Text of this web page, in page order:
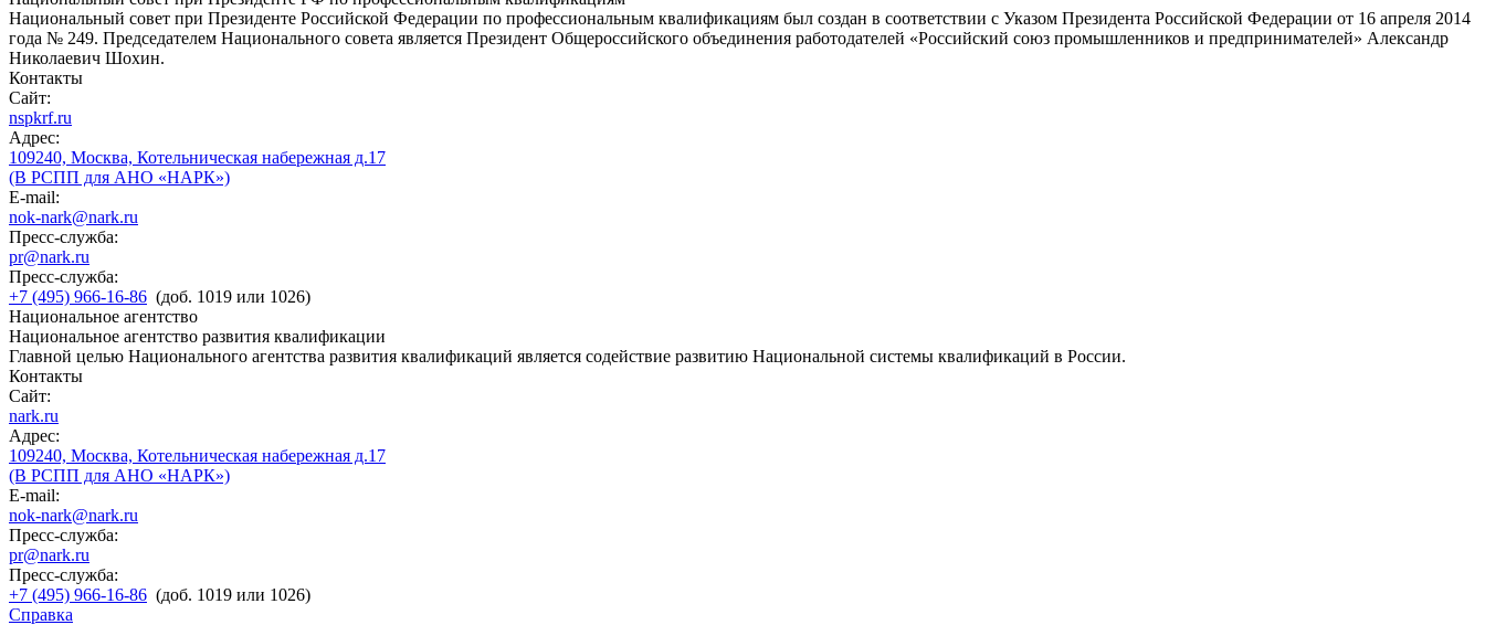
Национальный совет при Президенте Российской Федерации по профессиональным квалификациям был создан в соответствии с Указом Президента Российской Федерации от 16 апреля 2014
года № 249. Председателем Национального совета является Президент Общероссийского объединения работодателей «Российский союз промышленников и предпринимателей» Александр
Николаевич Шохин.
Контакты
Сайт:
nspkrf.ru
Адрес:
109240, Москва, Котельническая набережная д.17
(В РСПП для АНО «НАРК»)
E-mail:
nok-nark@nark.ru
Пресс-служба:
pr@nark.ru
Пресс-служба:
+7 (495) 966-16-86 (доб. 1019 или 1026)
Национальное агентство
Национальное агентство развития квалификации
Главной целью Национального агентства развития квалификаций является содействие развитию Национальной системы квалификаций в России.
Контакты
Сайт:
nark.ru
Адрес:
109240, Москва, Котельническая набережная д.17
(В РСПП для АНО «НАРК»)
E-mail:
nok-nark@nark.ru
Пресс-служба:
pr@nark.ru
Пресс-служба:
+7 (495) 966-16-86 (доб. 1019 или 1026)
Справка